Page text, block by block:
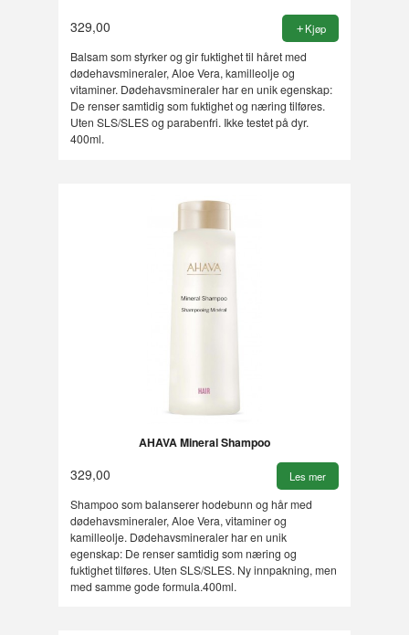
329,00 Kjøp
Balsam som styrker og gir fuktighet til håret med
dødehavsmineraler, Aloe Vera, kamilleolje og
vitaminer. Dødehavsmineraler har en unik egenskap:
De renser samtidig som fuktighet og næring tilføres.
Uten SLS/SLES og parabenfri. Ikke testet på dyr.
400ml.
AHAVA Mineral Shampoo
329,00 Les mer
Shampoo som balanserer hodebunn og hår med
dødehavsmineraler, Aloe Vera, vitaminer og
kamilleolje. Dødehavsmineraler har en unik
egenskap: De renser samtidig som næring og
fuktighet tilføres. Uten SLS/SLES. Ny innpakning, men
med samme gode formula.400ml.